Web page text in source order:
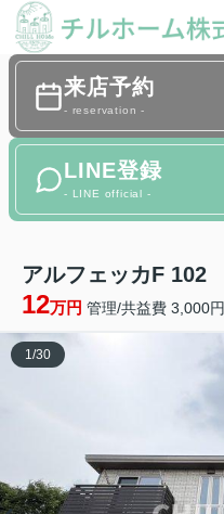
来店予約
- reservation -
LINE登録
- LINE official -
アルフェッカF 102
12万円 管理/共益費 3,000円
1/30